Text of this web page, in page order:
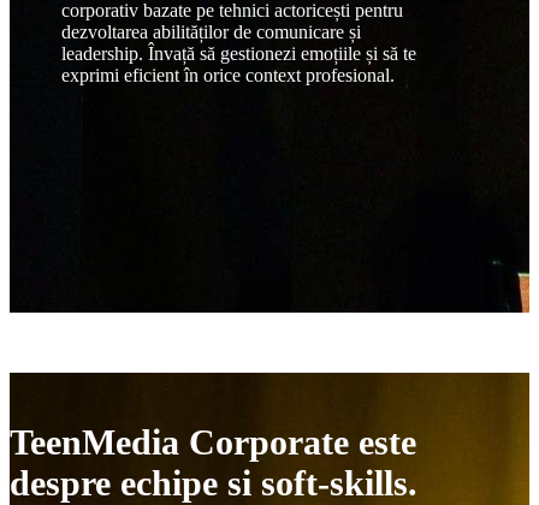
corporativ bazate pe tehnici actoricești pentru
dezvoltarea abilităților de comunicare și
leadership. Învață să gestionezi emoțiile și să te
exprimi eficient în orice context profesional.
TeenMedia Corporate este
despre echipe si soft-skills.